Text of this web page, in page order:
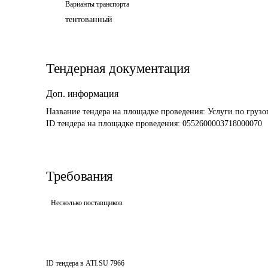
Варианты транспорта
тентованный
Тендерная документация
Доп. информация
Название тендера на площадке проведения: Услуги по
ID тендера на площадке проведения: 0552600003718000070
Требования
Несколько поставщиков
ID тендера в ATI.SU 7966